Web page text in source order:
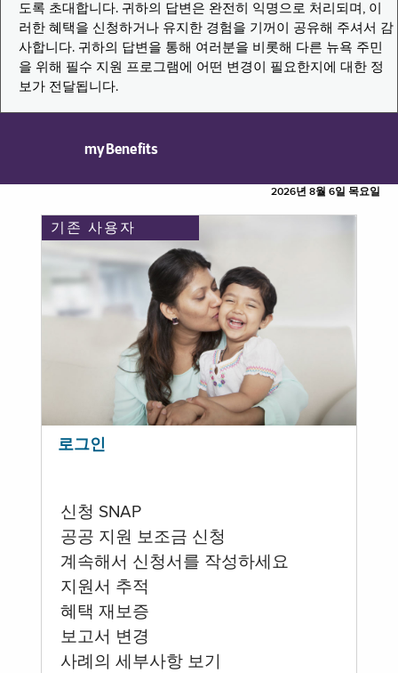
도록 초대합니다. 귀하의 답변은 완전히 익명으로 처리되며, 이
러한 혜택을 신청하거나 유지한 경험을 기꺼이 공유해 주셔서 감
사합니다. 귀하의 답변을 통해 여러분을 비롯해 다른 뉴욕 주민
을 위해 필수 지원 프로그램에 어떤 변경이 필요한지에 대한 정
보가 전달됩니다.
myBenefits
2026년 8월 6일 목요일
기존 사용자
로그인
신청 SNAP
공공 지원 보조금 신청
계속해서 신청서를 작성하세요
지원서 추적
혜택 재보증
보고서 변경
사례의 세부사항 보기